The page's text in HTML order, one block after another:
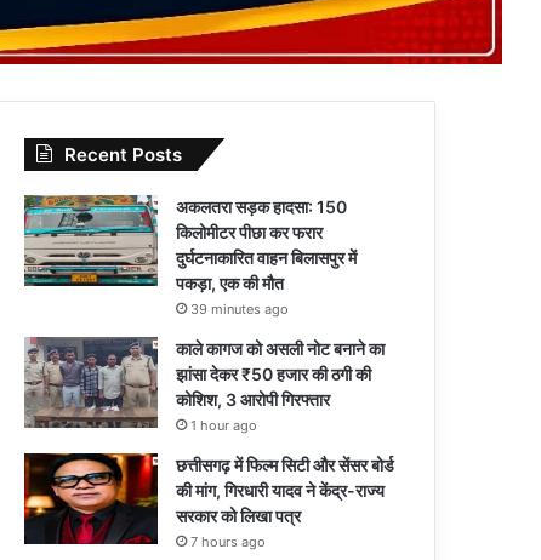
Recent Posts
अकलतरा सड़क हादसा: 150
किलोमीटर पीछा कर फरार
दुर्घटनाकारित वाहन बिलासपुर में
पकड़ा, एक की मौत
39 minutes ago
काले कागज को असली नोट बनाने का
झांसा देकर ₹50 हजार की ठगी की
कोशिश, 3 आरोपी गिरफ्तार
1 hour ago
छत्तीसगढ़ में फिल्म सिटी और सेंसर बोर्ड
की मांग, गिरधारी यादव ने केंद्र-राज्य
सरकार को लिखा पत्र
7 hours ago